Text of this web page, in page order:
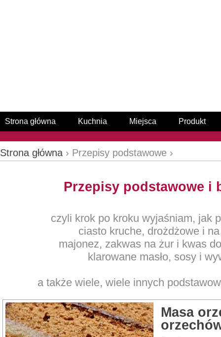
Strona główna Kuchnia Miejsca Produkt
Strona główna › Przepisy podstawowe ›
Przepisy podstawowe i
czyli krok po kroku wyjaśniam, jak
ciasto kruche, drożdżowe i
majonez, zakwas na żur i kwas
klarowane masło, sosy i
a także wiele, wiele innych
Masa